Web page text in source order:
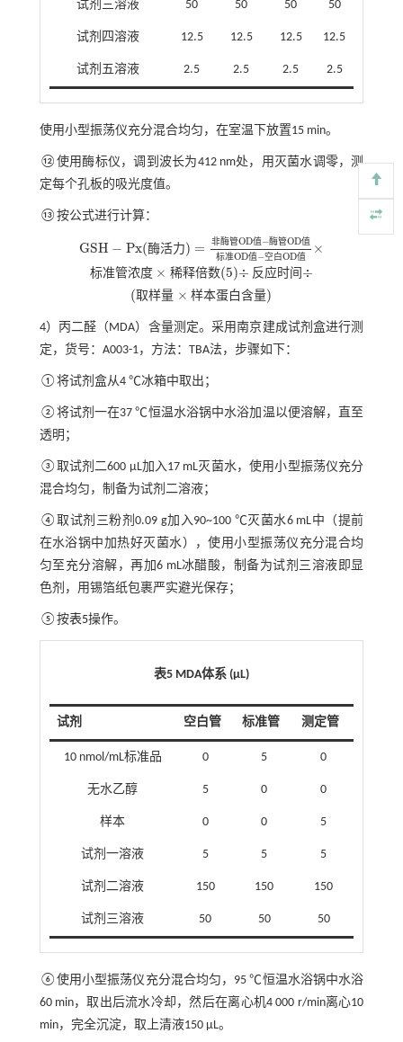
试剂三溶液 50 50 50 50
试剂四溶液 12.5 12.5 12.5 12.5
试剂五溶液 2.5 2.5 2.5 2.5
使用小型振荡仪充分混合均匀，在室温下放置15 min。
⑫使用酶标仪，调到波长为412 nm处，用灭菌水调零，测
定每个孔板的吸光度值。
⑬按公式进行计算：
GSH − Px(酶活力) = 非酶管OD值−酶管OD值
标准OD值−空白OD值
×
GSH-P 酶活力)=非酶 管 D值-酶管OD值标准O
标准管浓度 × 稀释倍数(5)÷
标准管浓度×稀释倍数(5)÷ 反 应时间 ÷
反应时间 ÷
(取样量 × 样本蛋白含量)
(取样量× 样本蛋白含量)
4）丙二醛（MDA）含量测定。采用南京建成试剂盒进行测
定，货号：A003-1，方法：TBA法，步骤如下：
①将试剂盒从4 ℃冰箱中取出；
②将试剂一在37 ℃恒温水浴锅中水浴加温以便溶解，直至
透明；
③取试剂二600 μL加入17 mL灭菌水，使用小型振荡仪充分
混合均匀，制备为试剂二溶液；
④取试剂三粉剂0.09 g加入90~100 ℃灭菌水6 mL中（提前
在水浴锅中加热好灭菌水），使用小型振荡仪充分混合均
匀至充分溶解，再加6 mL冰醋酸，制备为试剂三溶液即显
色剂，用锡箔纸包裹严实避光保存；
⑤按表5操作。
表5 MDA体系 (μL)
试剂 空白管 标准管 测定管
10 nmol/mL标准品 0 5 0
无水乙醇 5 0 0
样本 0 0 5
试剂一溶液 5 5 5
试剂二溶液 150 150 150
试剂三溶液 50 50 50
⑥使用小型振荡仪充分混合均匀，95 ℃恒温水浴锅中水浴
60 min，取出后流水冷却，然后在离心机4 000 r/min离心10
min，完全沉淀，取上清液150 μL。